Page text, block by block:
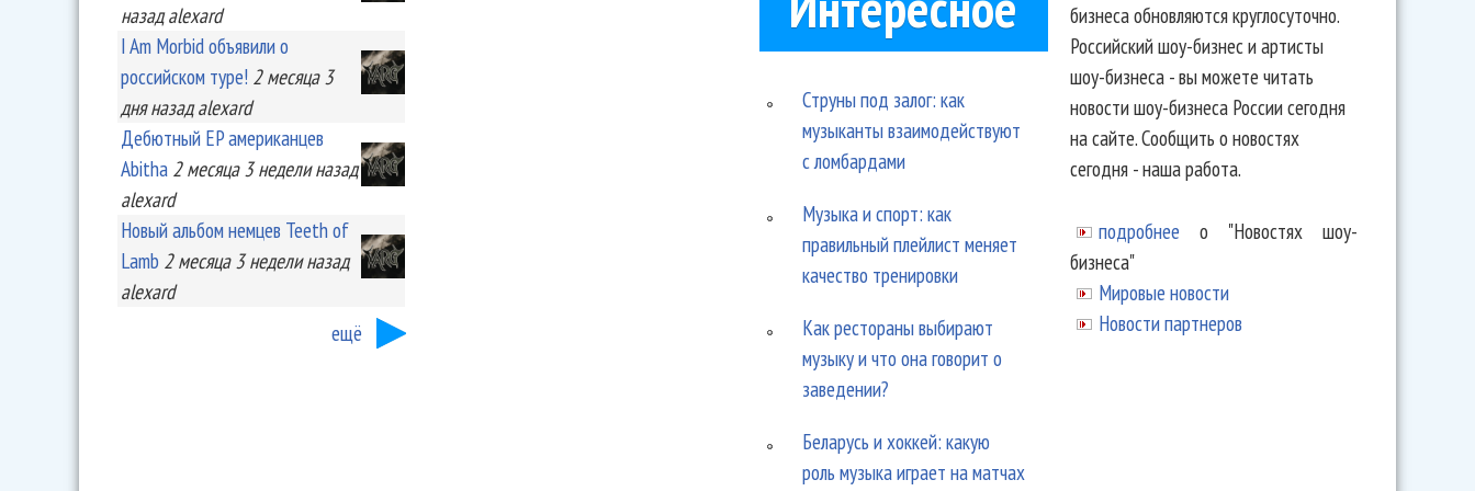
назад alexard
I Am Morbid объявили о
российском туре! 2 месяца 3
дняназад alexard
Дебютный EP американцев
Abitha 2 месяца 3 неделиназад
alexard
Новый альбом немцев Teeth of
Lamb 2 месяца 3 неделиназад
alexard
ещё
Струны под залог: как
музыканты взаимодействуют
с ломбардами
Музыка и спорт: как
правильный плейлист меняет
качество тренировки
Как рестораны выбирают
музыку и что она говорит о
заведении?
Беларусь и хоккей: какую
роль музыка играет на матчах
бизнеса обновляются круглосуточно.
Российский шоу-бизнес и артисты
шоу-бизнеса - вы можете читать
новости шоу-бизнеса России сегодня
на сайте. Сообщить о новостях
сегодня - наша работа.
подробнее о "Новостях шоу-
бизнеса"
Мировые новости
Новости партнеров